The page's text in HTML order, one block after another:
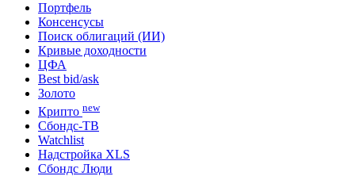
Портфель
Консенсусы
Поиск облигаций (ИИ)
Кривые доходности
ЦФА
Best bid/ask
Золото
Крипто new
Сбондс-ТВ
Watchlist
Надстройка XLS
Сбондс Люди